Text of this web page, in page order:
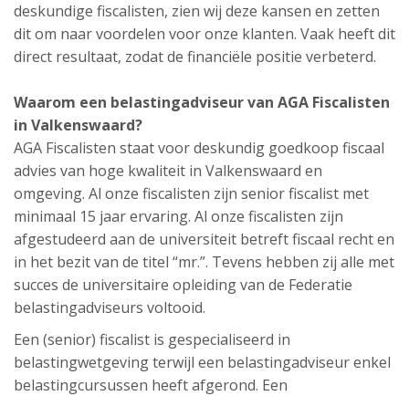
deskundige fiscalisten, zien wij deze kansen en zetten
dit om naar voordelen voor onze klanten. Vaak heeft dit
direct resultaat, zodat de financiële positie verbeterd.
Waarom een belastingadviseur van AGA Fiscalisten
in Valkenswaard?
AGA Fiscalisten staat voor deskundig goedkoop fiscaal
advies van hoge kwaliteit in Valkenswaard en
omgeving. Al onze fiscalisten zijn senior fiscalist met
minimaal 15 jaar ervaring. Al onze fiscalisten zijn
afgestudeerd aan de universiteit betreft fiscaal recht en
in het bezit van de titel “mr.”. Tevens hebben zij alle met
succes de universitaire opleiding van de Federatie
belastingadviseurs voltooid.
Een (senior) fiscalist is gespecialiseerd in
belastingwetgeving terwijl een belastingadviseur enkel
belastingcursussen heeft afgerond. Een